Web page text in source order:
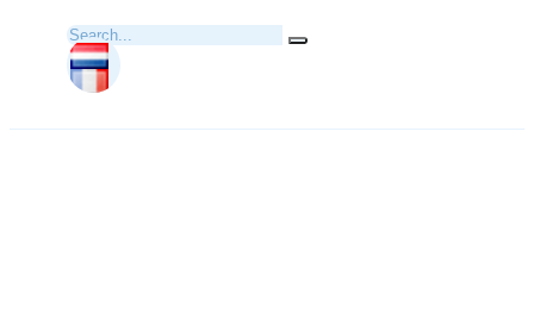
Zoeken